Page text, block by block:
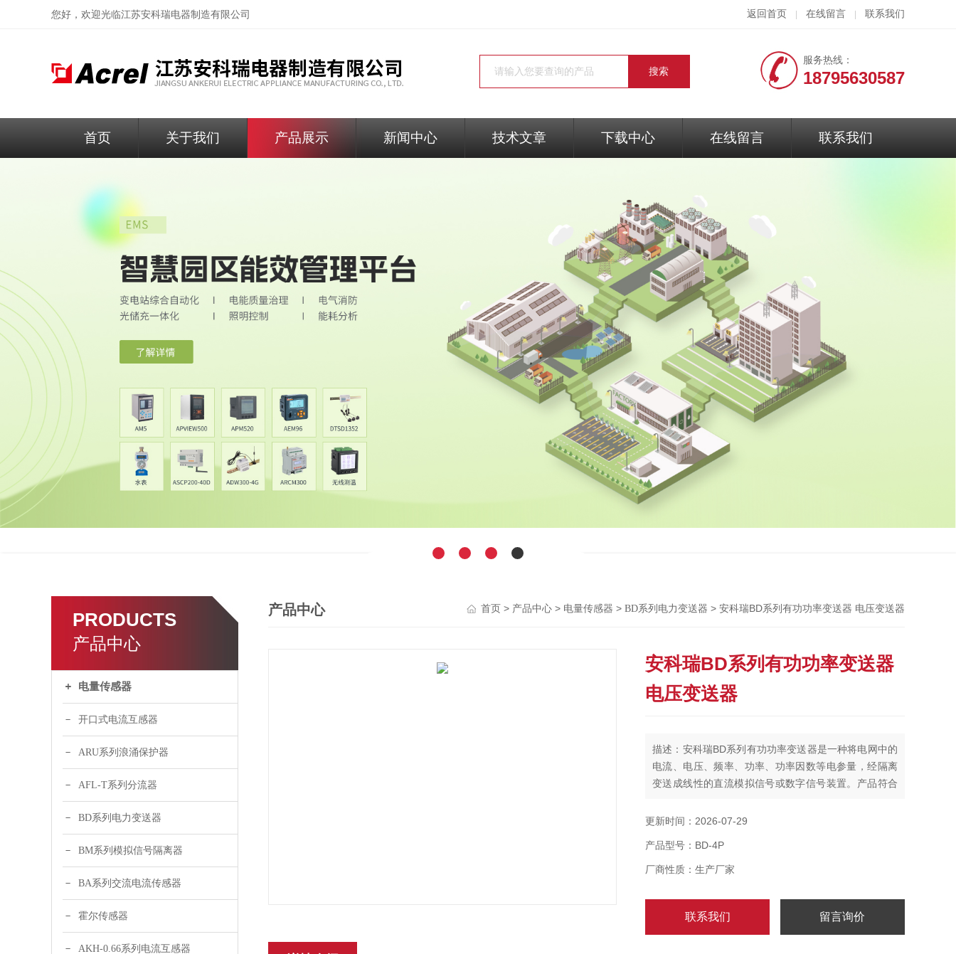
您好，欢迎光临江苏安科瑞电器制造有限公司 返回首页 在线留言 联系我们
服务热线：
18795630587
首页 关于我们 产品展示 新闻中心 技术文章 下载中心 在线留言 联系我们
PRODUCTS
产品中心
电量传感器
开口式电流互感器
ARU系列浪涌保护器
AFL-T系列分流器
BD系列电力变送器
BM系列模拟信号隔离器
BA系列交流电流传感器
霍尔传感器
AKH-0.66系列电流互感器
产品中心 首页 > 产品中心 > 电量传感器 > BD系列电力变送器 > 安科瑞BD系列有功功率变送器 电压变送器
安科瑞BD系列有功功率变送器
电压变送器
描述：安科瑞BD系列有功功率变送器是一种将电网中的
电流、电压、频率、功率、功率因数等电参量，经隔离
变送成线性的直流模拟信号或数字信号装置。产品符合
功率变送器 包邮
更新时间：2026-07-29
产品型号：BD-4P
厂商性质：生产厂家
联系我们 留言询价